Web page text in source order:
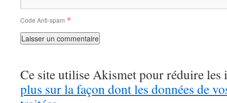
Code Anti-spam *
Ce site utilise Akismet pour réduire les
plus sur la façon dont les données de